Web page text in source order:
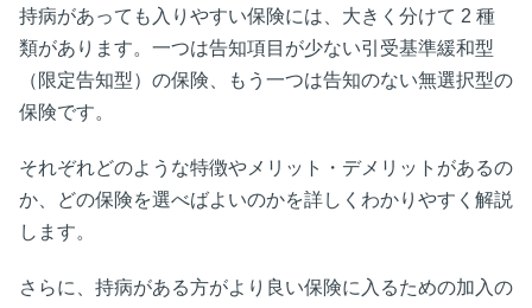
持病があっても入りやすい保険には、大きく分けて 2 種
類があります。一つは告知項目が少ない引受基準緩和型
（限定告知型）の保険、もう一つは告知のない無選択型の
保険です。
それぞれどのような特徴やメリット・デメリットがあるの
か、どの保険を選べばよいのかを詳しくわかりやすく解説
します。
さらに、持病がある方がより良い保険に入るための加入の